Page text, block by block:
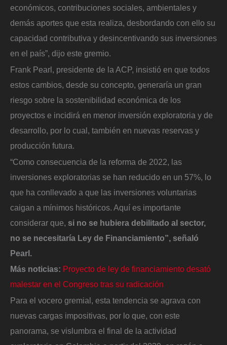
económicos, contribuciones sociales, ambientales y
demás aportes que esta realiza, desbordando con ello su
capacidad contributiva y desincentivando sus inversiones
en el país”, dijo este gremio.
Frank Pearl, presidente de la ACP, insistió en que todos
estos cambios, desde su concepto, generaría un gran
riesgo sobre la sostenibilidad económica de los
proyectos e incidirá en menor inversión exploratoria y de
desarrollo, por lo cual, también en nuevas reservas y
producción futura.
“Como consecuencia de la reforma de 2022, las
inversiones exploratorias se han reducido en un 57%, lo
que ha conllevado a que las inversiones voluntarias
caigan a mínimos históricos. Aquí es importante
considerar que, si no se hubiera debilitado al sector,
no se necesitaría Ley de Financiamiento”, señaló
Pearl.
Más noticias: Proyecto de ley de financiamiento desató
malestar en el Congreso tras su radicación
Para el vocero gremial, esta tendencia se agrava con
nuevas cargas impositivas, por lo que, con este
panorama, se vislumbra el final de la actividad